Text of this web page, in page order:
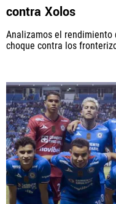
contra Xolos
Analizamos el rendimiento
choque contra los